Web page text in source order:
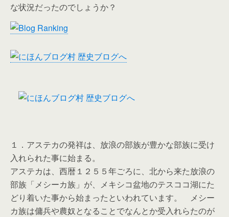
な状況だったのでしょうか？
１．アステカの発祥は、放浪の部族が豊かな部族に受け
入れられた事に始まる。
アステカは、西暦１２５５年ごろに、北から来た放浪の
部族「メシーカ族」が、メキシコ盆地のテスココ湖にた
どり着いた事から始まったといわれています。 メシー
カ族は傭兵や農奴となることでなんとか受入れらたのが